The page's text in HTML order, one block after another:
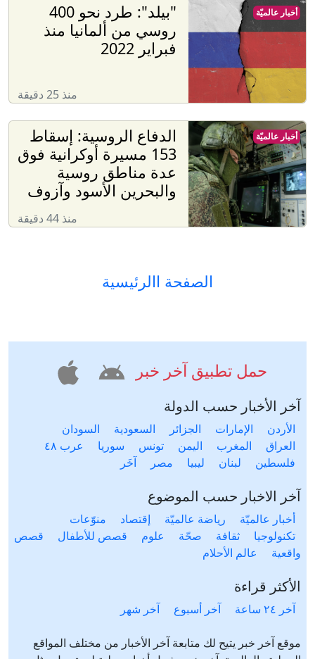
"بيلد": طرد نحو 400
روسي من ألمانيا منذ
فبراير 2022
منذ 25 دقيقة
أخبار عالميّة
الدفاع الروسية: إسقاط
153 مسيرة أوكرانية فوق
عدة مناطق روسية
والبحرين الأسود وآزوف
منذ 44 دقيقة
أخبار عالميّة
الصفحة االرئيسية
حمل تطبيق آخر خبر
آخر الأخبار حسب الدولة
الأردن الإمارات الجزائر السعودية
السودان
العراق
المغرب اليمن تونس سوريا
عرب ٤٨
فلسطين
لبنان ليبيا مصر آخَر
آخر الاخبار حسب الموضوع
أخبار عالميّة رياضة عالميّة إقتصاد
منوّعات
تكنولوجيا
ثقافة صحّة علوم قصص للأطفال
قصص
واقعية
عالم الأحلام
الأكثر قراءة
آخر ٢٤ ساعة آخر أسبوع آخر شهر
موقع آخر خبر يتيح لك متابعة آخر الأخبار من مختلف المواقع